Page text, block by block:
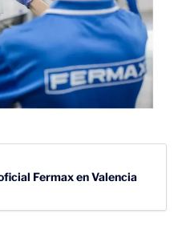
Fermax en Valencia